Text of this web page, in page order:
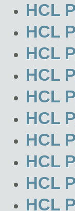
HCL
HCL
HCL
HCL
HCL
HCL
HCL
HCL
HCL
HCL